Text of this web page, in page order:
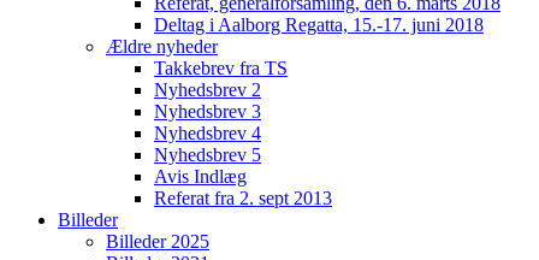
Deltag i Aalborg Regatta, 15.-17. juni 2018
Ældre nyheder
Takkebrev fra TS
Nyhedsbrev 2
Nyhedsbrev 3
Nyhedsbrev 4
Nyhedsbrev 5
Avis Indlæg
Referat fra 2. sept 2013
Billeder
Billeder 2025